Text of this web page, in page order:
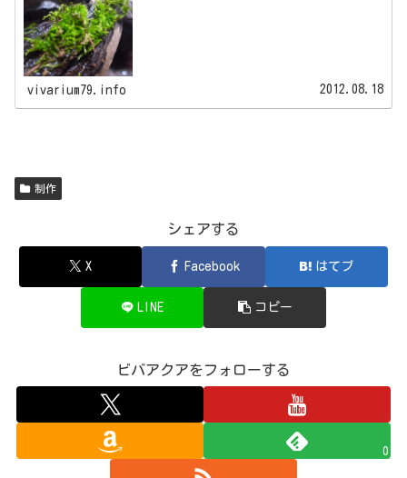
vivarium79.info 2012.08.18
制作
シェアする
X Facebook はてブ
LINE コピー
ビバアクアをフォローする
0